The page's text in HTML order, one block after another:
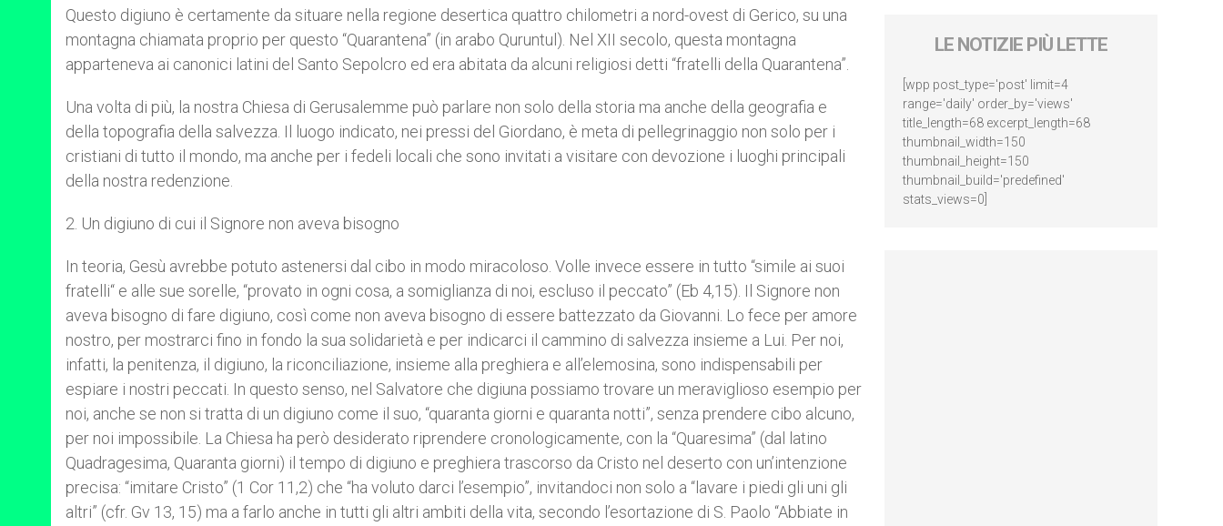
Questo digiuno è certamente da situare nella regione desertica quattro chilometri a nord-ovest di Gerico, su una
montagna chiamata proprio per questo “Quarantena” (in arabo Quruntul). Nel XII secolo, questa montagna
apparteneva ai canonici latini del Santo Sepolcro ed era abitata da alcuni religiosi detti “fratelli della Quarantena”.
Una volta di più, la nostra Chiesa di Gerusalemme può parlare non solo della storia ma anche della geografia e
della topografia della salvezza. Il luogo indicato, nei pressi del Giordano, è meta di pellegrinaggio non solo per i
cristiani di tutto il mondo, ma anche per i fedeli locali che sono invitati a visitare con devozione i luoghi principali
della nostra redenzione.
2. Un digiuno di cui il Signore non aveva bisogno
In teoria, Gesù avrebbe potuto astenersi dal cibo in modo miracoloso. Volle invece essere in tutto “simile ai suoi
fratelli“ e alle sue sorelle, “provato in ogni cosa, a somiglianza di noi, escluso il peccato” (Eb 4,15). Il Signore non
aveva bisogno di fare digiuno, così come non aveva bisogno di essere battezzato da Giovanni. Lo fece per amore
nostro, per mostrarci fino in fondo la sua solidarietà e per indicarci il cammino di salvezza insieme a Lui. Per noi,
infatti, la penitenza, il digiuno, la riconciliazione, insieme alla preghiera e all’elemosina, sono indispensabili per
espiare i nostri peccati. In questo senso, nel Salvatore che digiuna possiamo trovare un meraviglioso esempio per
noi, anche se non si tratta di un digiuno come il suo, “quaranta giorni e quaranta notti”, senza prendere cibo alcuno,
per noi impossibile. La Chiesa ha però desiderato riprendere cronologicamente, con la “Quaresima” (dal latino
Quadragesima, Quaranta giorni) il tempo di digiuno e preghiera trascorso da Cristo nel deserto con un’intenzione
precisa: “imitare Cristo” (1 Cor 11,2) che “ha voluto darci l’esempio”, invitandoci non solo a “lavare i piedi gli uni gli
altri” (cfr. Gv 13, 15) ma a farlo anche in tutti gli altri ambiti della vita, secondo l’esortazione di S. Paolo “Abbiate in
LE NOTIZIE PIÙ LETTE
[wpp post_type='post' limit=4
range='daily' order_by='views'
title_length=68 excerpt_length=68
thumbnail_width=150
thumbnail_height=150
thumbnail_build='predefined'
stats_views=0]